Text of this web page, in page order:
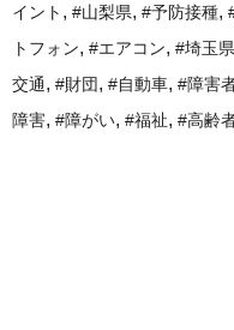
イント , #山梨県, #予防接種,
トフォン, #エアコン, #埼玉県
交通, #財団, #自動車, #障害
障害, #障がい, #福祉, #高齢